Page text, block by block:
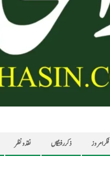
نقد ونظر ذکر رفتگاں فکر امروز